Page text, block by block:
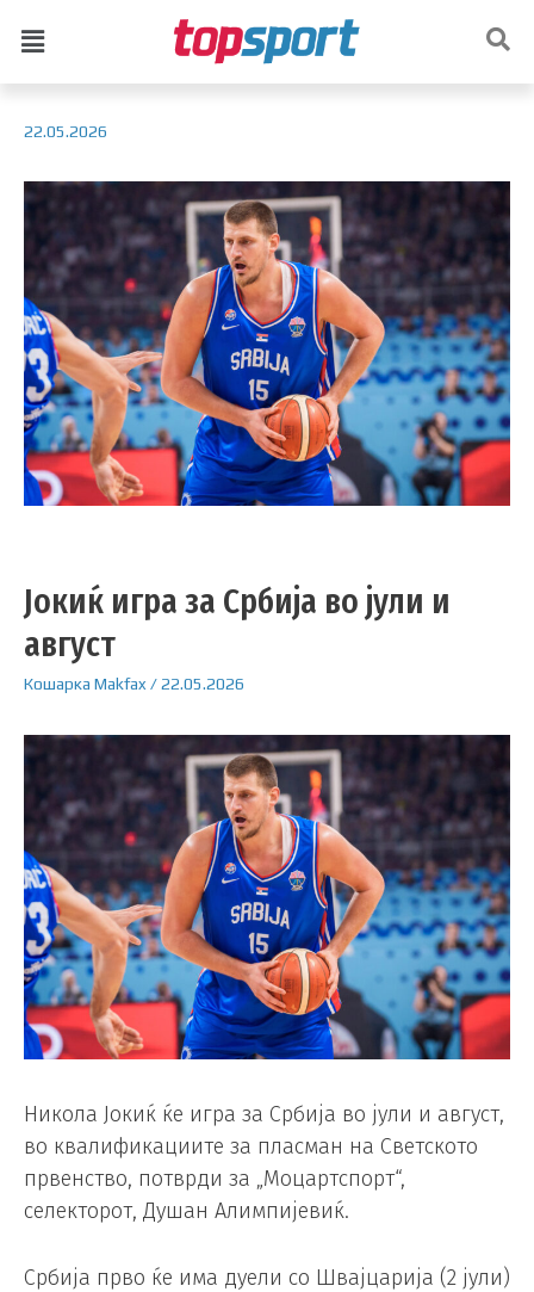
22.05.2026
Јокиќ игра за Србија во јули и
август
Кошарка Makfax /22.05.2026
Никола Јокиќ ќе игра за Србија во јули и август,
во квалификациите за пласман на Светското
првенство, потврди за „Моцартспорт“,
селекторот, Душан Алимпијевиќ.
Србија прво ќе има дуели со Швајцарија (2 јули)